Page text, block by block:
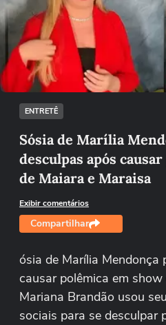
Não foi possível
Tentar
ENTRETÊ
Sósia de Marília
desculpas após
de Maiara e Maraisa
Exibir comentários
Compartilhar
ósia de Marília Mendonça
causar polêmica em
Mariana Brandão usou
sociais para se desculpar